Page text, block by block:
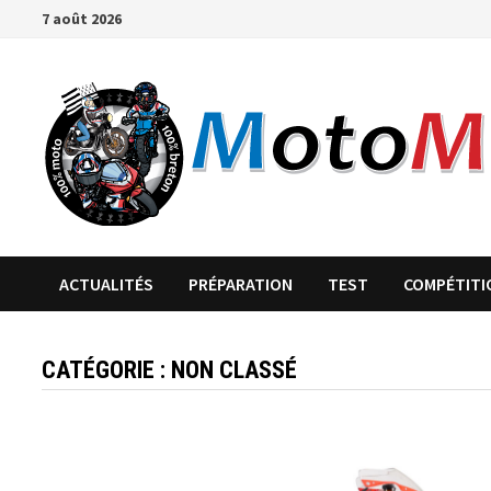
Passer7 août 2026
ACTUALITÉS PRÉPARATION TEST
CATÉGORIE : NON CLASSÉ